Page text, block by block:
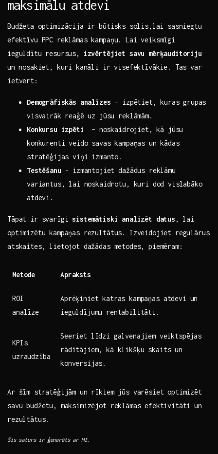
maksimālu atdevi
Budžeta optimizācija ⁢ir būtisks solis,lai sasniegtu
‌efektīvu PPC reklāmas kampaņu. Lai veiksmīgi
ieguldītu resursus, izvērtējiet savu‍ mērķauditoriju
un ⁤nosakiet, kuri ‍kanāli‍ ir visefektīvākie. Tas var
ietvert:
Demogrāfiskās analīzes – izpētiet, ⁣kuras grupas
visvairāk reaģē uz jūsu reklāmām.
Konkursu‍ izpēti ⁢ – noskaidrojiet, kā jūsu
konkurenti veido savas kampaņas ‍un kādas
stratēģijas viņi izmanto.
Testēšanu ‍- izmantojiet dažādus reklāmu
variantus, lai noskaidrotu, kuri dod vislabāko⁢
atdevi.
Tāpat ir svarīgisistemātiski analizēt datus ,⁢ lai
optimizētu kampaņas rezultātus. Izveidojiet regulārus
atskaites, lietojot dažādas ‍metodes, piemēram:
Metode Apraksts
ROI
analīze
Aprēķiniet katras kampaņas atdevi un⁢
ieguldījumu rentabilitāti.
KPIs
uzraudzība
Seeriet līdzi ‌galvenajiem⁣ veiktspējas
rādītājiem, kā klikšķu skaits⁣ un
konversijas.
Ar šīm stratēģijām un rīkiem‍ jūs varēsiet optimizēt
savu budžetu, maksimizējot reklāmas efektivitāti un
rezultātus.
Šis saturs ir ģenerēts ar⁢ MI.